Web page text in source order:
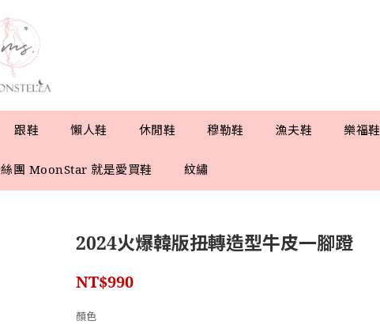
跟鞋 懶人鞋 休閒鞋 穆勒鞋 漁夫鞋 樂福鞋
團 MoonStar 就是愛買鞋 紋繡
2024火爆韓版扭轉造型牛皮一腳蹬
NT$990
顏色